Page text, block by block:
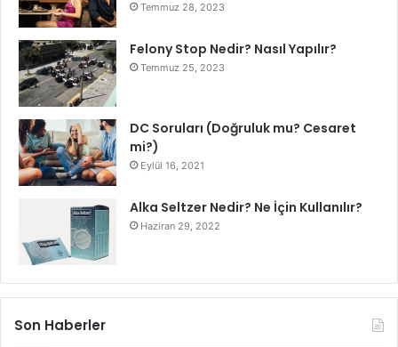
Temmuz 28, 2023
Felony Stop Nedir? Nasıl Yapılır?
Temmuz 25, 2023
DC Soruları (Doğruluk mu? Cesaret
mi?)
Eylül 16, 2021
Alka Seltzer Nedir? Ne İçin Kullanılır?
Haziran 29, 2022
Son Haberler